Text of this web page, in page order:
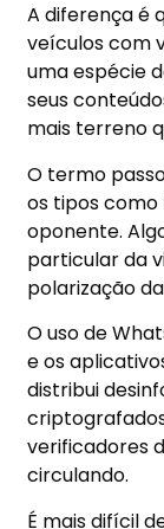
A diferença é
veículos com
uma espécie
seus
mais terreno
O termo
os tipos
oponente.
particular da
polarização
O uso de
e os
distribui
verificadores
circulando.
É mais difícil